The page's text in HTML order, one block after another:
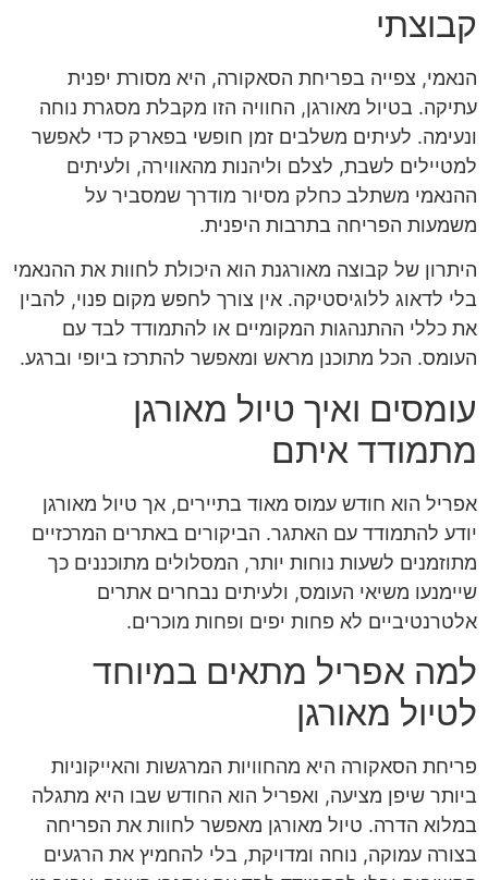
קבוצתי
הנאמי, צפייה בפריחת הסאקורה, היא מסורת יפנית
עתיקה. בטיול מאורגן, החוויה הזו מקבלת מסגרת נוחה
ונעימה. לעיתים משלבים זמן חופשי בפארק כדי לאפשר
למטיילים לשבת, לצלם וליהנות מהאווירה, ולעיתים
ההנאמי משתלב כחלק מסיור מודרך שמסביר על
משמעות הפריחה בתרבות היפנית.
היתרון של קבוצה מאורגנת הוא היכולת לחוות את ההנאמי
בלי לדאוג ללוגיסטיקה. אין צורך לחפש מקום פנוי, להבין
את כללי ההתנהגות המקומיים או להתמודד לבד עם
העומס. הכל מתוכנן מראש ומאפשר להתרכז ביופי וברגע.
עומסים ואיך טיול מאורגן
מתמודד איתם
אפריל הוא חודש עמוס מאוד בתיירים, אך טיול מאורגן
יודע להתמודד עם האתגר. הביקורים באתרים המרכזיים
מתוזמנים לשעות נוחות יותר, המסלולים מתוכננים כך
שיימנעו משיאי העומס, ולעיתים נבחרים אתרים
אלטרנטיביים לא פחות יפים ופחות מוכרים.
למה אפריל מתאים במיוחד
לטיול מאורגן
פריחת הסאקורה היא מהחוויות המרגשות והאייקוניות
ביותר שיפן מציעה, ואפריל הוא החודש שבו היא מתגלה
במלוא הדרה. טיול מאורגן מאפשר לחוות את הפריחה
בצורה עמוקה, נוחה ומדויקת, בלי להחמיץ את הרגעים